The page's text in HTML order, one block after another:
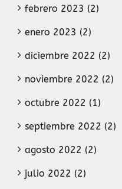
febrero 2023 (2)
enero 2023 (2)
diciembre 2022 (2)
noviembre 2022 (2)
octubre 2022 (1)
septiembre 2022 (2)
agosto 2022 (2)
julio 2022 (2)